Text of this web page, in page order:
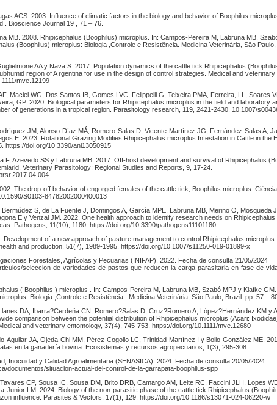
ACS. 2003. Influence of climatic factors in the biology and behavior of Boophilus
. Bioscience Journal 19 , 71 – 76.
MB. 2008. Rhipicephalus (Boophilus) microplus. In: Campos-Pereira M, Labruna MB,
(Boophilus) microplus: Biologia ,Controle e Resistência. Medicina Veterinária, São Paulo,
AA y Nava S. 2017. Population dynamics of the cattle tick Rhipicephalus
region of A rgentina for use in the design of control strategies. Medical and veterinary
mve.12199
Maciel WG, Dos Santos IB, Gomes LVC, Felippelli G, Teixeira PMA, Ferreira, LL, Soares
GP. 2020. Biological parameters for Rhipicephalus microplus in the field and laboratory
of generations in a tropical region. Parasitology research, 119, 2421-2430. 10.1007/
JM, Alonso-Díaz MÁ, Romero-Salas D, Vicente-Martínez JG, Fernández-Salas A,
E. 2023. Rotational Grazing Modifies Rhipicephalus microplus Infestation in Cattle in the
https://doi.org/10.3390/ani13050915
F, Azevedo SS y Labruna MB. 2017. Off-host development and survival of Rhipicephalus
Veterinary Parasitology: Regional Studies and Reports, 9, 17-24.
The drop-off behavior of engorged females of the cattle tick, Boophilus microplus.
S0103-84782002000400013
Bermúdez S, de La Fuente J, Domingos A, García MPE, Labruna MB, Merino O, Mosqueda
E y Venzal JM. 2022. One health approach to identify research needs on Rhipicephalus
Pathogens, 11(10), 1180. https://doi.org/10.3390/pathogens11101180
Development of a new approach of pasture management to control Rhipicephalus microplus
and production, 51(7), 1989-1995. https://doi.org/10.1007/s11250-019-01899-x
Forestales, Agrícolas y Pecuarias (INIFAP). 2022. Fecha de consulta 21/05/2024
seleccion-de-variedades-de-pastos-que-reducen-la-carga-parasitaria-en-fase-de-
( Boophilus ) microplus . In: Campos-Pereira M, Labruna MB, Szabó MPJ y Klafke
Biologia ,Controle e Resistência . Medicina Veterinária, São Paulo, Brazil. pp. 57 –
DA, Ibarra?Cerdeña CN, Romero?Salas D, Cruz?Romero A, López?Hernández KM y
comparison between the potential distribution of Rhipicephalus microplus (Acari:
and veterinary entomology, 37(4), 745-753. https://doi.org/10.1111/mve.12680
Aguilar JA, Ojeda-Chi MM, Pérez-Cogollo LC, Trinidad-Martínez I y Bolio-González ME.
en la ganadería bovina. Ecosistemas y recursos agropecuarios, 1(3), 295-308.
Inocuidad y Calidad Agroalimentaria (SENASICA). 2024. Fecha de consulta 20/05/2024
documentos/situacion-actual-del-control-de-la-garrapata-boophilus-spp
CP, Sousa IC, Sousa DM, Brito DRB, Camargo AM, Leite RC, Faccini JLH, Lopes
Junior LM. 2024. Biology of the non-parasitic phase of the cattle tick Rhipicephalus
influence. Parasites & Vectors, 17(1), 129. https://doi.org/10.1186/s13071-024-06220-w